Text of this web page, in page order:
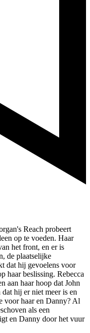
Reach probeert
op te voeden. Haar
het front, en er is
de plaatselijke
dat hij gevoelens voor
haar beslissing. Rebecca
aan haar hoop dat John
hij er niet meer is en
voor haar en Danny? Al
als een
en Danny door het vuur